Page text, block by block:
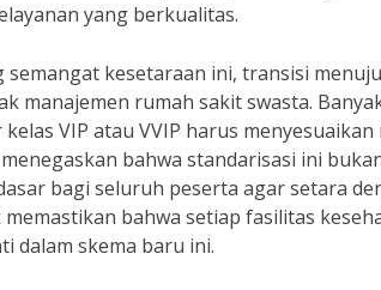
yang berkualitas.
kesetaraan ini, transisi menuju
manajemen rumah sakit swasta.
VIP atau VVIP harus
bahwa standarisasi ini
bagi seluruh peserta agar setara
bahwa setiap fasilitas
dalam skema baru ini.